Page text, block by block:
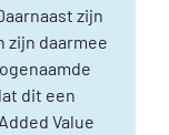
zijn
zijn daarmee
dit een
Value